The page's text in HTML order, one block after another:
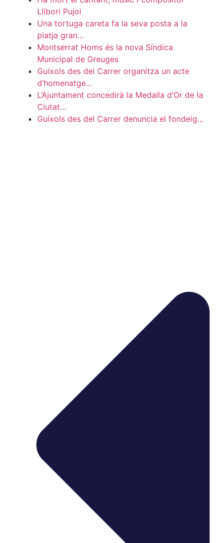
Llibori Pujol
Una tortuga careta fa la seva posta a la
platja gran…
Montserrat Homs és la nova Síndica
Municipal de Greuges
Guíxols des del Carrer organitza un acte
d’homenatge…
L’Ajuntament concedirà la Medalla d’Or de la
Ciutat…
Guíxols des del Carrer denuncia el fondeig…